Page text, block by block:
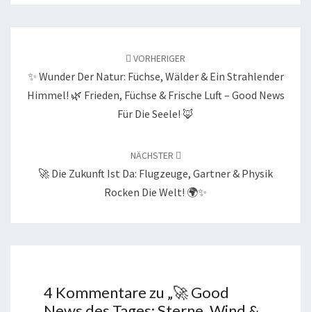
VORHERIGER
✨ Wunder Der Natur: Füchse, Wälder & Ein Strahlender
Himmel! 🌿 Frieden, Füchse & Frische Luft – Good News
Für Die Seele! 🦊
NÄCHSTER
🚀 Die Zukunft Ist Da: Flugzeuge, Gartner & Physik
Rocken Die Welt! 🌍✨
4 Kommentare zu „🚀 Good